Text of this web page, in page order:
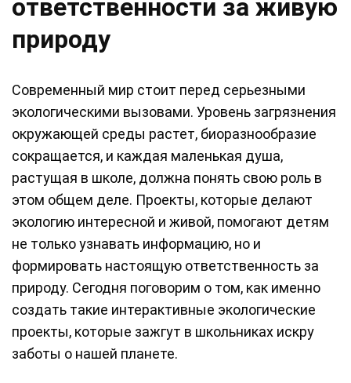
ответственности за живую
природу
Современный мир стоит перед серьезными
экологическими вызовами. Уровень загрязнения
окружающей среды растет, биоразнообразие
сокращается, и каждая маленькая душа,
растущая в школе, должна понять свою роль в
этом общем деле. Проекты, которые делают
экологию интересной и живой, помогают детям
не только узнавать информацию, но и
формировать настоящую ответственность за
природу. Сегодня поговорим о том, как именно
создать такие интерактивные экологические
проекты, которые зажгут в школьниках искру
заботы о нашей планете.